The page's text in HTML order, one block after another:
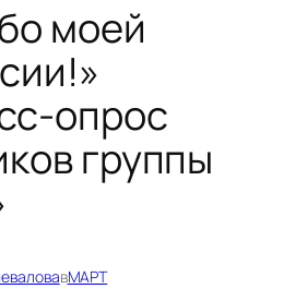
моей
опрос
группы
вМАРТ